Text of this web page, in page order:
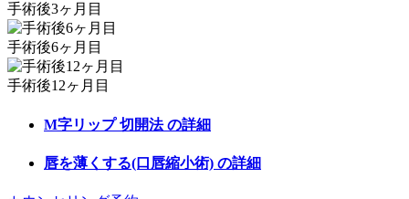
手術後3ヶ月目
手術後6ヶ月目
手術後12ヶ月目
M字リップ 切開法の詳細
唇を薄くする(口唇縮小術) の詳細